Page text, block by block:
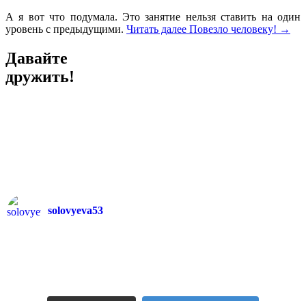
А я вот что подумала. Это занятие нельзя ставить на один
уровень с предыдущими. Читать далее Повезло человеку! →
Давайте
дружить!
solovyeva53